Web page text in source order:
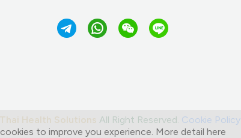
to improve you experience. More detail here >
Thai Health Solutions All Right Reserved. Cookie Policy